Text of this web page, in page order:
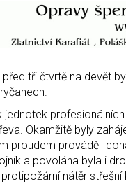
tři čtvrtě na devět
jednotek
Okamžitě byly
proudem prováděli
a povolána byla i
nátěr střešní